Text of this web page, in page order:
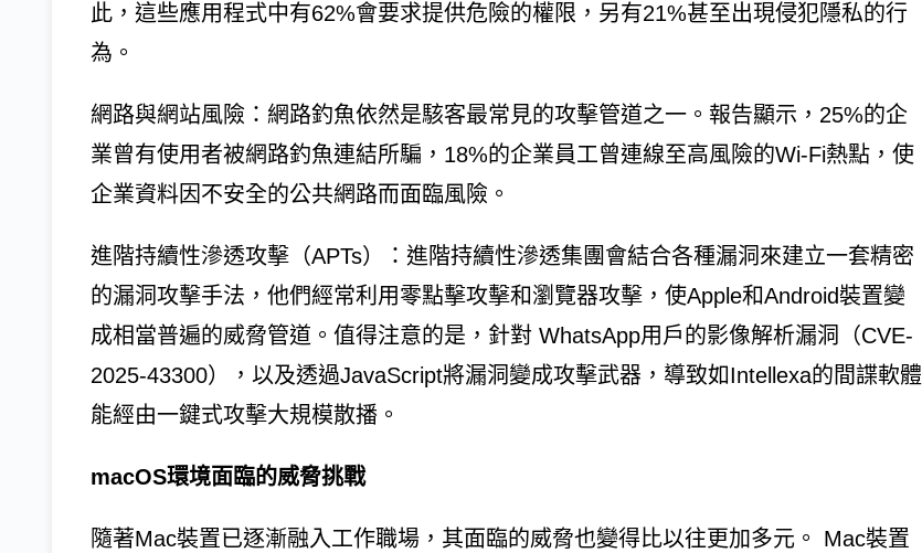
此，這些應用程式中有62%會要求提供危險的權限，另有21%甚至出現侵犯隱私的行
為。
網路與網站風險：網路釣魚依然是駭客最常見的攻擊管道之一。報告顯示，25%的企
業曾有使用者被網路釣魚連結所騙，18%的企業員工曾連線至高風險的Wi-Fi熱點，使
企業資料因不安全的公共網路而面臨風險。
進階持續性滲透攻擊（APTs）：進階持續性滲透集團會結合各種漏洞來建立一套精密
的漏洞攻擊手法，他們經常利用零點擊攻擊和瀏覽器攻擊，使Apple和Android裝置變
成相當普遍的威脅管道。值得注意的是，針對 WhatsApp用戶的影像解析漏洞（CVE-
2025-43300），以及透過JavaScript將漏洞變成攻擊武器，導致如Intellexa的間諜軟體
能經由一鍵式攻擊大規模散播。
macOS環境面臨的威脅挑戰
隨著Mac裝置已逐漸融入工作職場，其面臨的威脅也變得比以往更加多元。 Mac裝置